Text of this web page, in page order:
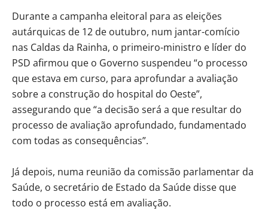
Durante a campanha eleitoral para as eleições
autárquicas de 12 de outubro, num jantar-comício
nas Caldas da Rainha, o primeiro-ministro e líder do
PSD afirmou que o Governo suspendeu “o processo
que estava em curso, para aprofundar a avaliação
sobre a construção do hospital do Oeste”,
assegurando que “a decisão será a que resultar do
processo de avaliação aprofundado, fundamentado
com todas as consequências”.
Já depois, numa reunião da comissão parlamentar da
Saúde, o secretário de Estado da Saúde disse que
todo o processo está em avaliação.